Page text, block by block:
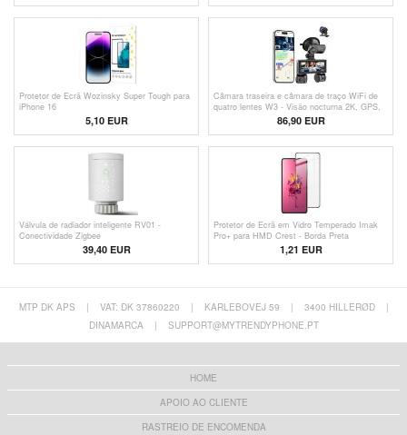
Protetor de Ecrã Wozinsky Super Tough para
iPhone 16
5,10 EUR
Câmara traseira e câmara de traço WiFi de
quatro lentes W3 - Visão nocturna 2K, GPS,
Deteção de colisão - Preto
86,90 EUR
Válvula de radiador inteligente RV01 -
Conectividade Zigbee
39,40 EUR
Protetor de Ecrã em Vidro Temperado Imak
Pro+ para HMD Crest - Borda Preta
1,21 EUR
MTP DK APS | VAT: DK 37860220 | KARLEBOVEJ 59 | 3400 HILLERØD
|
DINAMARCA
| SUPPORT@MYTRENDYPHONE.PT
HOME
APOIO AO CLIENTE
RASTREIO DE ENCOMENDA